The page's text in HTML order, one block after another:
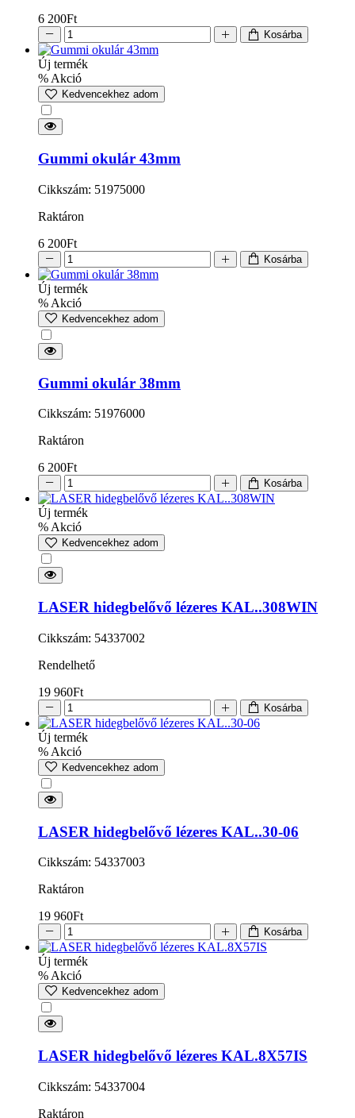
6 200Ft
Kosárba
Új termék
% Akció
Kedvencekhez adom
Gummi okulár 43mm
Cikkszám: 51975000
Raktáron
6 200Ft
Kosárba
Új termék
% Akció
Kedvencekhez adom
Gummi okulár 38mm
Cikkszám: 51976000
Raktáron
6 200Ft
Kosárba
Új termék
% Akció
Kedvencekhez adom
LASER hidegbelővő lézeres KAL..308WIN
Cikkszám: 54337002
Rendelhető
19 960Ft
Kosárba
Új termék
% Akció
Kedvencekhez adom
LASER hidegbelővő lézeres KAL..30-06
Cikkszám: 54337003
Raktáron
19 960Ft
Kosárba
Új termék
% Akció
Kedvencekhez adom
LASER hidegbelővő lézeres KAL.8X57IS
Cikkszám: 54337004
Raktáron